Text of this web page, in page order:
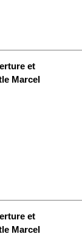
et
Marcel
et
Marcel